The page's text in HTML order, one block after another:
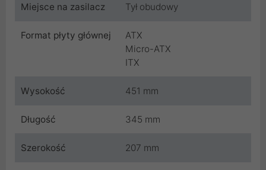
Miejsce na zasilacz Tył obudowy
Format płyty głównej
ATX
Micro-ATX
ITX
Wysokość 451 mm
Długość 345 mm
Szerokość 207 mm